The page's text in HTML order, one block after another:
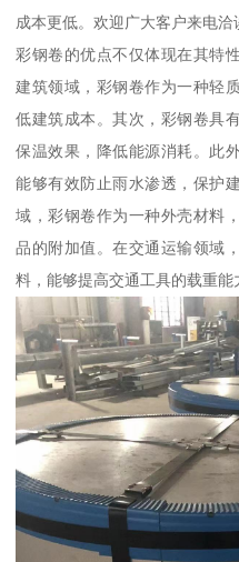
成本更低。欢迎广大客户来电洽
彩钢卷的优点不仅体现在其特
建筑领域，彩钢卷作为一种轻
低建筑成本。其次，彩钢卷具
保温效果，降低能源消耗。此
能够有效防止雨水渗透，保护
域，彩钢卷作为一种外壳材料
品的附加值。在交通运输领域
料，能够提高交通工具的载重能